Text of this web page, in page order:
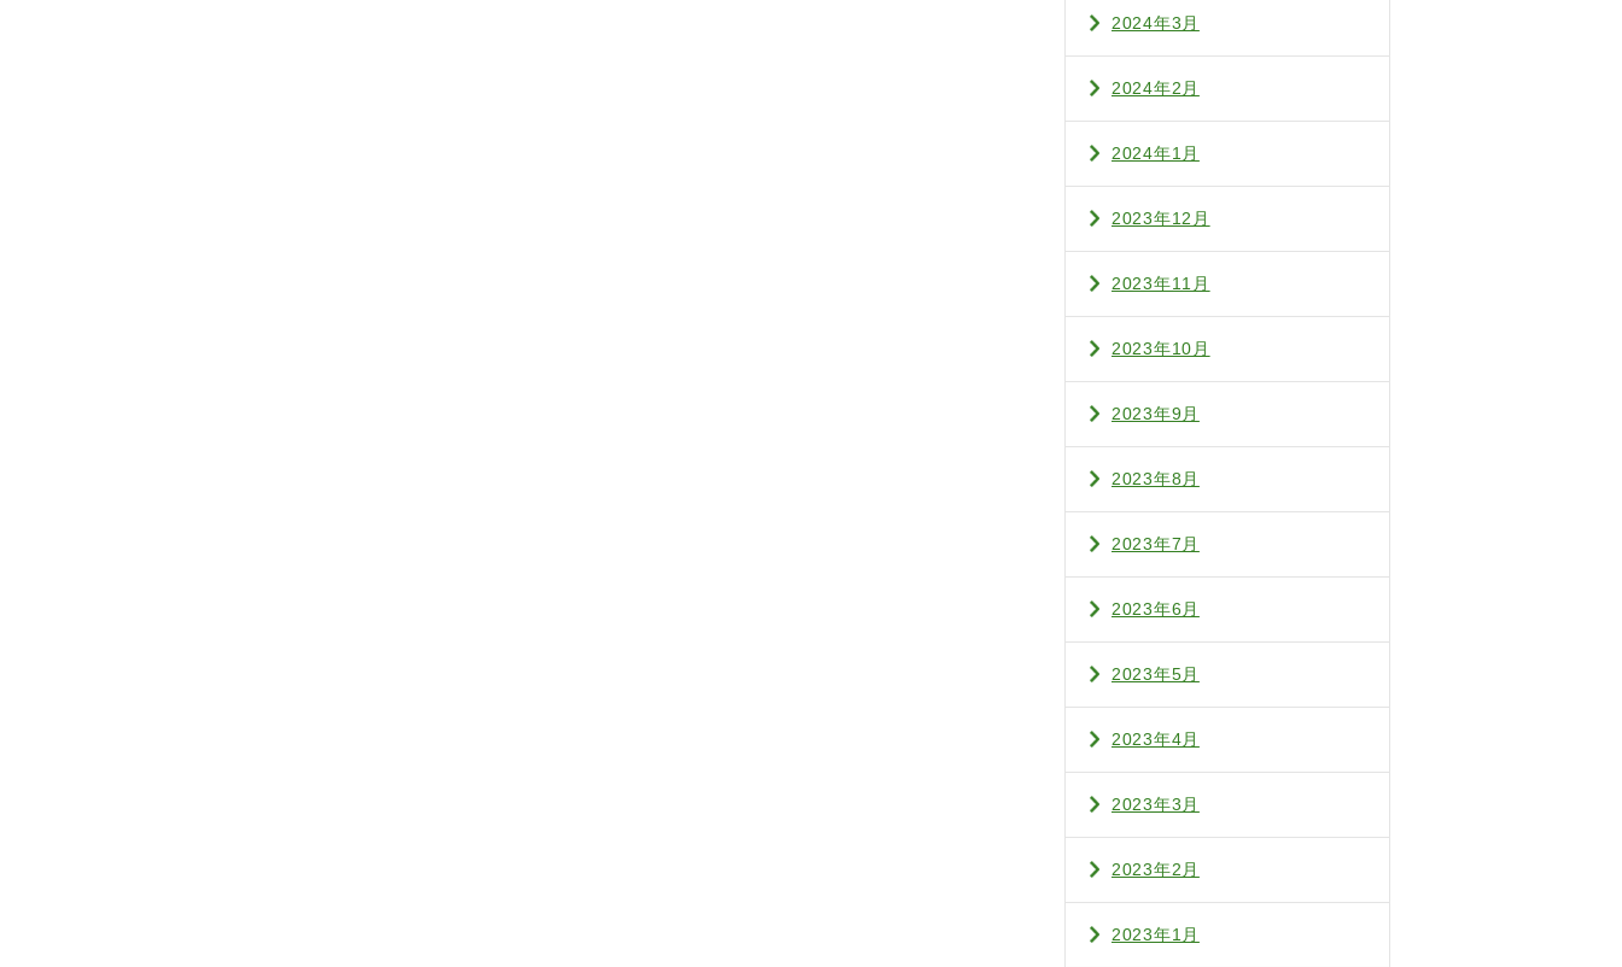
2024年3月
2024年2月
2024年1月
2023年12月
2023年11月
2023年10月
2023年9月
2023年8月
2023年7月
2023年6月
2023年5月
2023年4月
2023年3月
2023年2月
2023年1月